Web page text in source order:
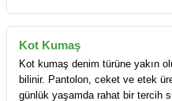
Kot Kumaş
Kot kumaş denim türüne yakın
bilinir. Pantolon, ceket ve etek
günlük yaşamda rahat bir tercih